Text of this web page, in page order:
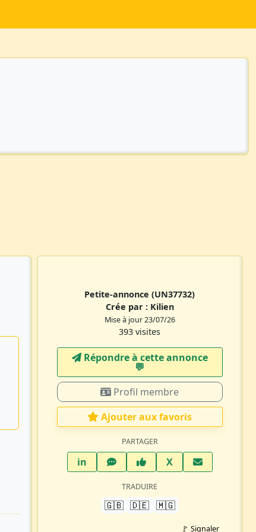
Petite-annonce(UN37732)
Crée par : Kilien
Mise à jour 23/07/26
393 visites
Répondre à cette annonce
💬​
Profil membre
Ajouter aux favoris
PARTAGER
inLinkedInWhatsAppFacebook
XTwitter X
TRADUIRE
🇬🇧 🇩🇪 🇲🇬
🚩 Signaler